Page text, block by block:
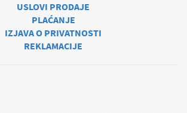
USLOVI PRODAJE
PLAĆANJE
IZJAVA O PRIVATNOSTI
REKLAMACIJE